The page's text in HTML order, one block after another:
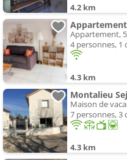
4.2 km
Appartement,
4 personnes, 1
4.3 km
Montalieu
Maison de
7 personnes, 3
4.3 km